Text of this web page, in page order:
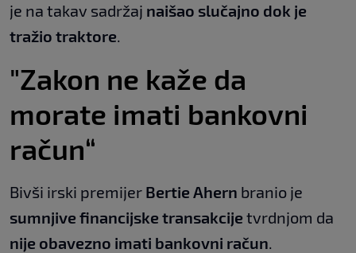
je na takav sadržaj naišao slučajno dok je
tražio traktore
"Zakon ne kaže da
morate imati bankovni
račun“
Bivši irski premijer Bertie Ahern branio je
sumnjive financijske transakcije tvrdnjom da
nije obavezno imati bankovni račun